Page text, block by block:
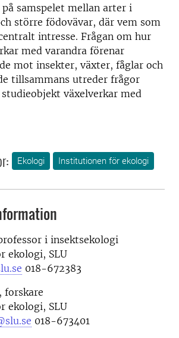
samspelet mellan arter i
större födovävar, där vem som
intresse. Frågan om hur
med varandra förenar
mot insekter, växter, fåglar och
tillsammans utreder frågor
växelverkar med
Ekologi Institutionen för ekologi
i insektsekologi
ekologi, SLU
018-672383
forskare
ekologi, SLU
018-673401